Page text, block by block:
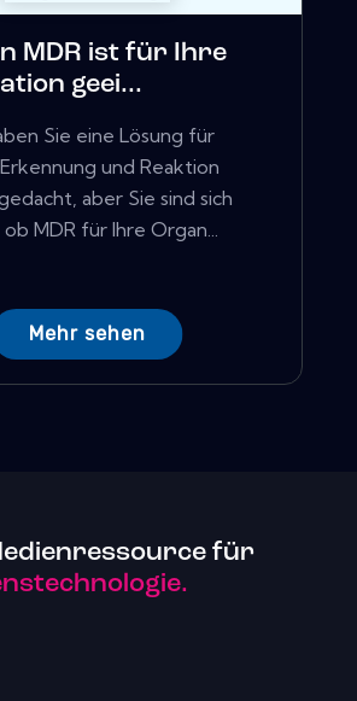
MDR ist für Ihre
geei...
Sie eine Lösung für
und Reaktion
aber Sie sind sich
MDR für Ihre Organ...
Mehr sehen
für